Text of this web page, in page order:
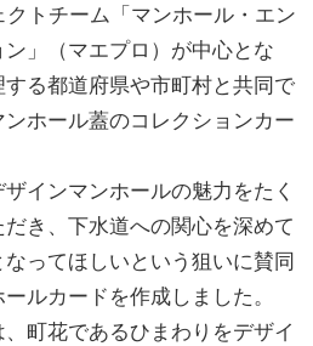
クトチーム「マンホール・エン
」（マエプロ）が中心とな
る都道府県や市町村と共同で
ホール蓋のコレクションカー
インマンホールの魅力をたく
き、下水道への関心を深めて
ってほしいという狙いに賛同
ルカードを作成しました。
町花であるひまわりをデザイ